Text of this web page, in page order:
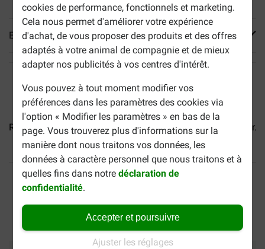
cookies de performance, fonctionnels et marketing.
Cela nous permet d'améliorer votre expérience
d'achat, de vous proposer des produits et des offres
adaptés à votre animal de compagnie et de mieux
adapter nos publicités à vos centres d'intérêt.
Vous pouvez à tout moment modifier vos
préférences dans les paramètres des cookies via
l'option « Modifier les paramètres » en bas de la
page. Vous trouverez plus d'informations sur la
manière dont nous traitons vos données, les
données à caractère personnel que nous traitons et à
quelles fins dans notredéclaration de
confidentialité.
Accepter et poursuivre
Ajuster les réglages
En savoir plus
Renske pâtée de poulet pour... Renske pâtée de thon pour...
40% moins cher
Frais de port offerts dès